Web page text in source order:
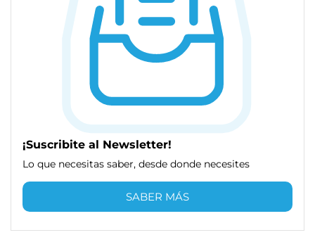
¡Suscribite al Newsletter!
Lo que necesitas saber, desde donde necesites
SABER MÁS